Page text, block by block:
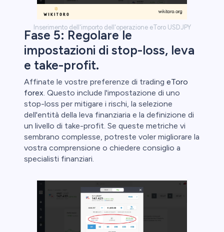
Inserimento dell'importo dell'operazione eToro USDJPY
Fase 5: Regolare le
impostazioni di stop-loss, leva
e take-profit.
Affinate le vostre preferenze di trading eToro
forex. Questo include l'impostazione di uno
stop-loss per mitigare i rischi, la selezione
dell'entità della leva finanziaria e la definizione di
un livello di take-profit. Se queste metriche vi
sembrano complesse, potreste voler migliorare la
vostra comprensione o chiedere consiglio a
specialisti finanziari.